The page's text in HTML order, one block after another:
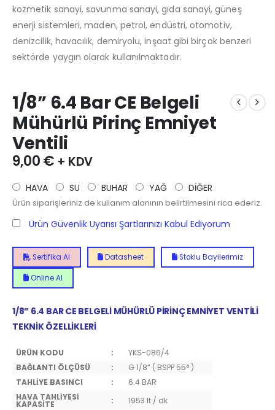
kozmetik sanayi, savunma sanayi, gıda sanayi, güneş
enerji sistemleri, maden, petrol, endüstri, otomotiv,
denizcilik, havacılık, demiryolu, inşaat gibi birçok benzeri
sektörde yaygın olarak kullanılmaktadır.
1/8” 6.4 Bar CE Belgeli
Mühürlü Pirinç Emniyet
Ventili
9,00€ + KDV
HAVA SU BUHAR YAĞ DİĞER
Ürün siparişleriniz de kullanım alanının belirtilmesini rica ederiz.
Ürün Güvenlik Uyarısı Şartlarınızı Kabul Ediyorum
Sertifika Al Datasheet Stoklu Bayilerimiz
Online Al
1/8” 6.4 BAR CE BELGELİ MÜHÜRLÜ PİRİNÇ EMNİYET VENTİLİ
TEKNİK ÖZELLİKLERİ
ÜRÜN KODU :
YKS-086/4
BAĞLANTI ÖLÇÜSÜ
:
G 1/8” ( BSPP 55° )
TAHLİYE BASINCI
:
6.4 BAR
HAVA TAHLİYESİ
KAPASİTE :
1953 lt / dk